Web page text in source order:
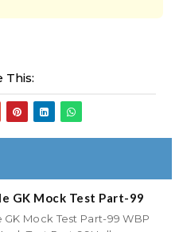
This:
GK Mock Test Part-99
Mock Test Part-99 WBP